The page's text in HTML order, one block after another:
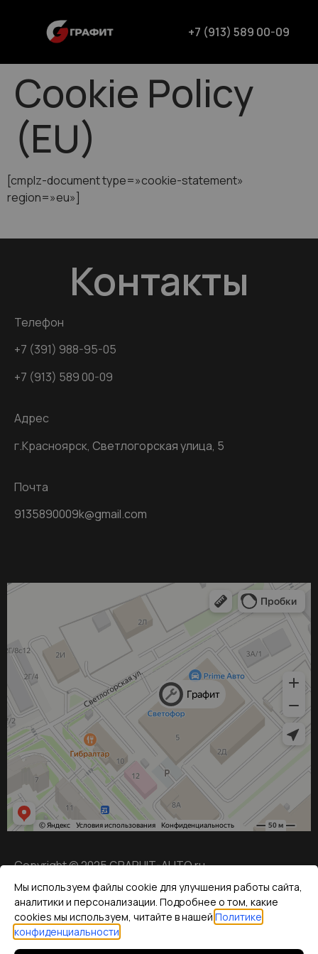
+7 (913) 589 00-09
Cookie Policy
(EU)
[cmplz-document type=»cookie-statement»
region=»eu»]
Контакты
Телефон
+7 (391) 988-95-05
+7 (913) 589 00-09
Адрес
г.Красноярск, Светлогорская улица, 5
Почта
9135890009k@gmail.com
Copyright © 2025 GRAPHIT-AUTO.ru
ИНН: 245508692746
Политика конфиденциальности
Мы используем файлы cookie для улучшения работы сайта,
аналитики и персонализации. Подробнее о том, какие
cookies мы используем, читайте в нашей Политике
конфиденциальности